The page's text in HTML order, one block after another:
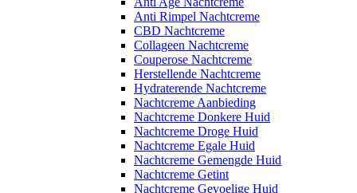
Anti Rimpel Nachtcreme
CBD Nachtcreme
Collageen Nachtcreme
Couperose Nachtcreme
Herstellende Nachtcreme
Hydraterende Nachtcreme
Nachtcreme Aanbieding
Nachtcreme Donkere Huid
Nachtcreme Droge Huid
Nachtcreme Egale Huid
Nachtcreme Gemengde Huid
Nachtcreme Getint
Nachtcreme Gevoelige Huid